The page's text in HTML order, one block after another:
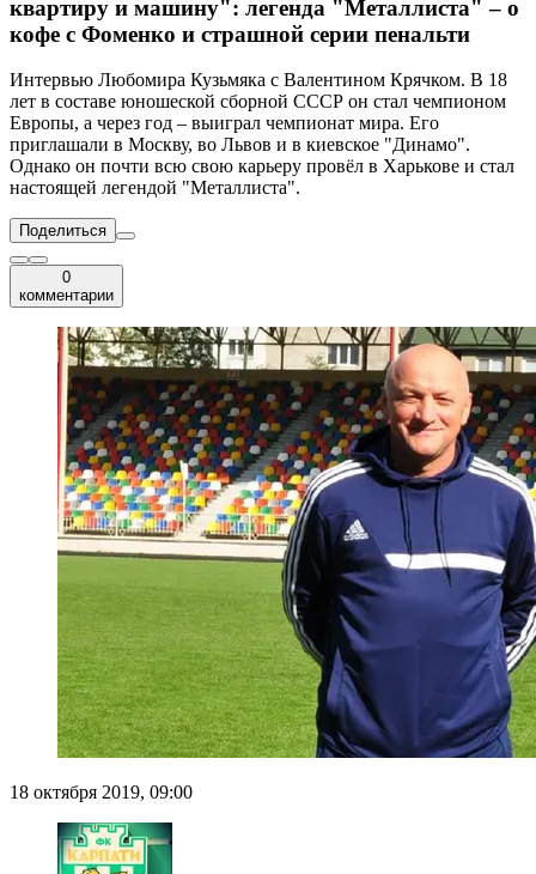
квартиру и машину": легенда "Металлиста" – о
кофе с Фоменко и страшной серии пенальти
Интервью Любомира Кузьмяка с Валентином Крячком. В 18
лет в составе юношеской сборной СССР он стал чемпионом
Европы, а через год – выиграл чемпионат мира. Его
приглашали в Москву, во Львов и в киевское "Динамо".
Однако он почти всю свою карьеру провёл в Харькове и стал
настоящей легендой "Металлиста".
Поделиться
0
комментарии
18 октября 2019, 09:00